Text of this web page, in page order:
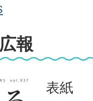
報
表紙